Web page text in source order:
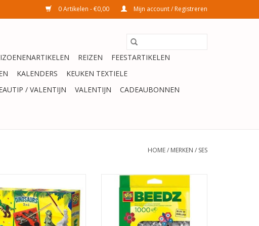
0 Artikelen - €0,00 Mijn account / Registreren
REIZEN
FEESTARTIKELEN
KALENDERS
KEUKEN TEXTIELE
/ VALENTIJN VALENTIJN
CADEAUBONNEN
HOME/ MERKEN / SES
strijkkralen en
- met gipsmal, houder,
verf, penseel, scratch stokje
en grondplaat
Strijkkr. GRIJS 1000st.
TOEVOEGEN AAN WINKELWAGEN